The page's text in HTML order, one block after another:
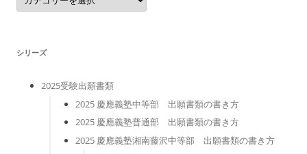
ゴ
シリーズ
2025受験出願書類
2025 慶應義塾中等部 出願書類の書き方
2025 慶應義塾普通部 出願書類の書き方
2025 慶應義塾湘南藤沢中等部 出願書類の書き方